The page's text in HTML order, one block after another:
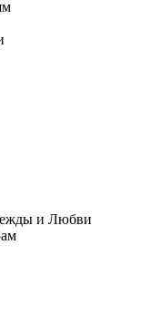
и Любви